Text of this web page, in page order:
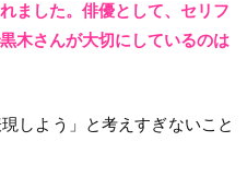
ました。俳優として、セリフ
木さんが大切にしているのは
しよう」と考えすぎないこと